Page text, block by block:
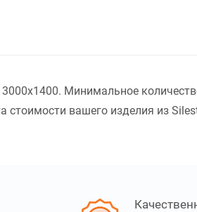
Минимальное
вашего изделия из